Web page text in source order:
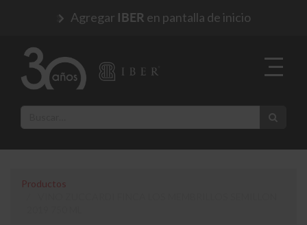
Agregar IBER en pantalla de inicio
Productos